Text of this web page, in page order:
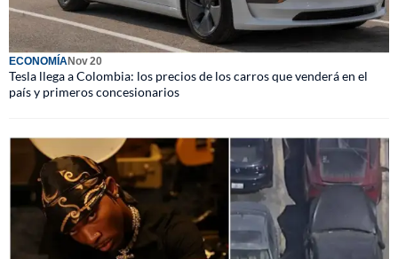
ECONOMÍANov 20
Tesla llega a Colombia: los precios de los carros que venderá en el
país y primeros concesionarios